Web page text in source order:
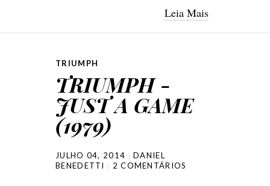
Leia Mais
TRIUMPH
TRIUMPH -
JUST A GAME
(1979)
JULHO 04, 2014
DANIEL
BENEDETTI
2 COMENTÁRIOS